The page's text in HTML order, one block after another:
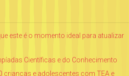
este é o momento ideal para atualizar
Científicas e do Conhecimento
crianças e adolescentes com TEA e